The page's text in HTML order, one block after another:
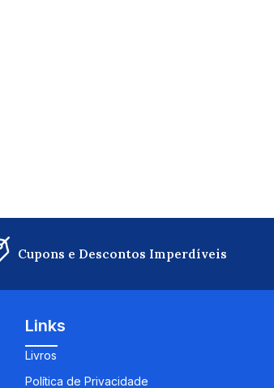
Cupons e Descontos Imperdíveis
Links
Livros
Política de Privacidade